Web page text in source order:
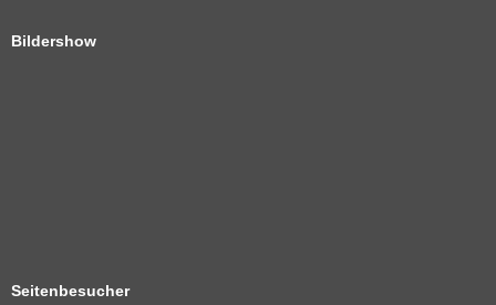
Bildershow
Seitenbesucher